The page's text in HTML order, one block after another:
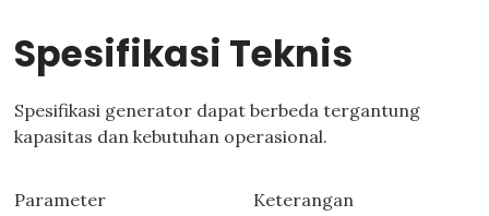
Spesifikasi Teknis
Spesifikasi generator dapat berbeda tergantung
kapasitas dan kebutuhan operasional.
Parameter
Keterangan